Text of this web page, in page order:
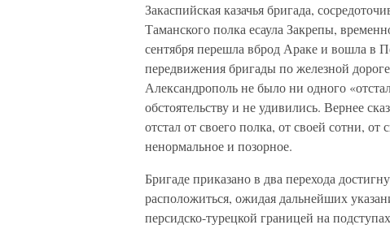
Закаспийская казачья бригада,
Таманского полка есаула Закрепы,
сентября перешла вброд Араке и вошла в
передвижения бригады по железной
Александрополь не было ни одного
обстоятельству и не удивились. Вернее
отстал от своего полка, от своей сотни,
ненормальное и позорное.
Бригаде приказано в два перехода
расположиться, ожидая дальнейших
персидско-турецкой границей на